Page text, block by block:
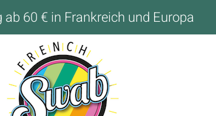
60 € in Frankreich und Europa